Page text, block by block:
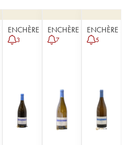
ENCHÈRE
3
ENCHÈRE
7
ENCHÈRE
5